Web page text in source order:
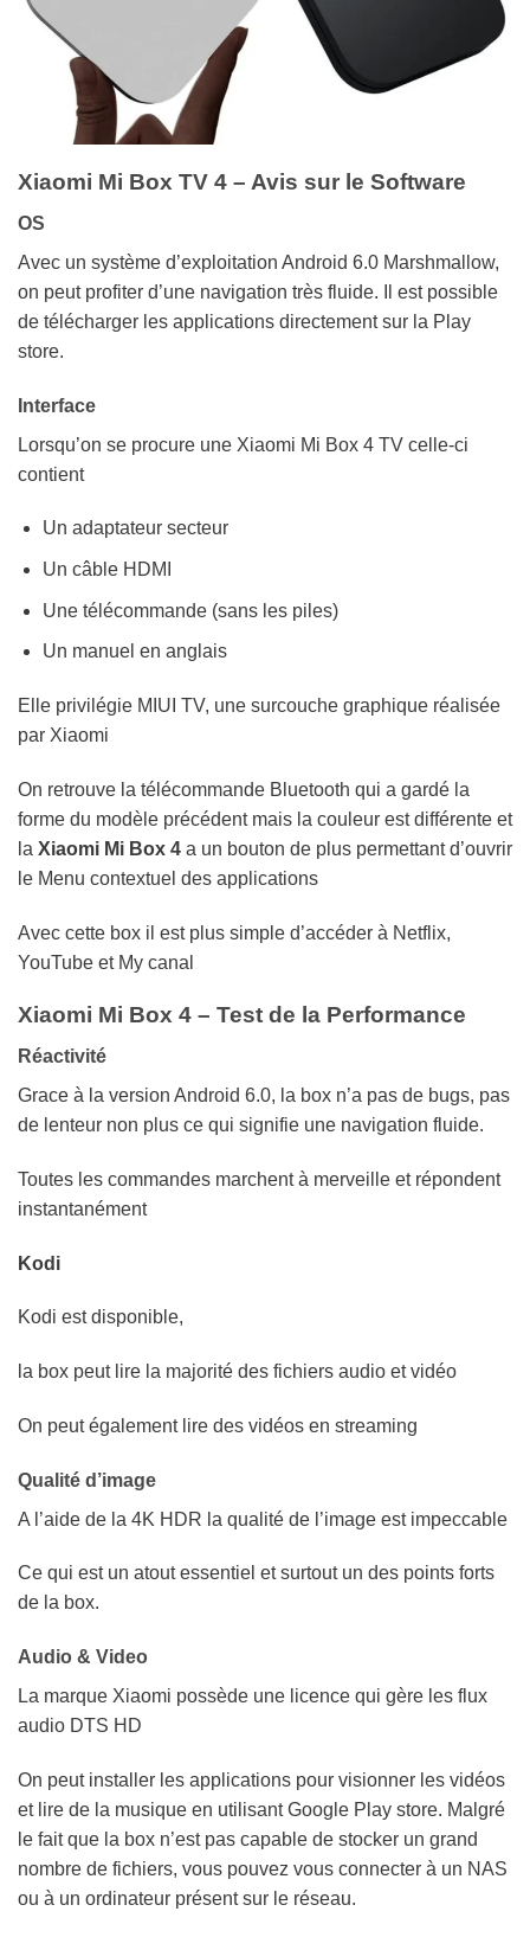
Xiaomi Mi Box TV 4 – Avis sur le Software
OS
Avec un système d’exploitation Android 6.0 Marshmallow,
on peut profiter d’une navigation très fluide. Il est possible
de télécharger les applications directement sur la Play
store.
Interface
Lorsqu’on se procure une Xiaomi Mi Box 4 TV celle-ci
contient
Un adaptateur secteur
Un câble HDMI
Une télécommande (sans les piles)
Un manuel en anglais
Elle privilégie MIUI TV, une surcouche graphique réalisée
par Xiaomi
On retrouve la télécommande Bluetooth qui a gardé la
forme du modèle précédent mais la couleur est différente et
la Xiaomi Mi Box 4 a un bouton de plus permettant d’ouvrir
le Menu contextuel des applications
Avec cette box il est plus simple d’accéder à Netflix,
YouTube et My canal
Xiaomi Mi Box 4 – Test de la Performance
Réactivité
Grace à la version Android 6.0, la box n’a pas de bugs, pas
de lenteur non plus ce qui signifie une navigation fluide.
Toutes les commandes marchent à merveille et répondent
instantanément
Kodi
Kodi est disponible,
la box peut lire la majorité des fichiers audio et vidéo
On peut également lire des vidéos en streaming
Qualité d’image
A l’aide de la 4K HDR la qualité de l’image est impeccable
Ce qui est un atout essentiel et surtout un des points forts
de la box.
Audio & Video
La marque Xiaomi possède une licence qui gère les flux
audio DTS HD
On peut installer les applications pour visionner les vidéos
et lire de la musique en utilisant Google Play store. Malgré
le fait que la box n’est pas capable de stocker un grand
nombre de fichiers, vous pouvez vous connecter à un NAS
ou à un ordinateur présent sur le réseau.